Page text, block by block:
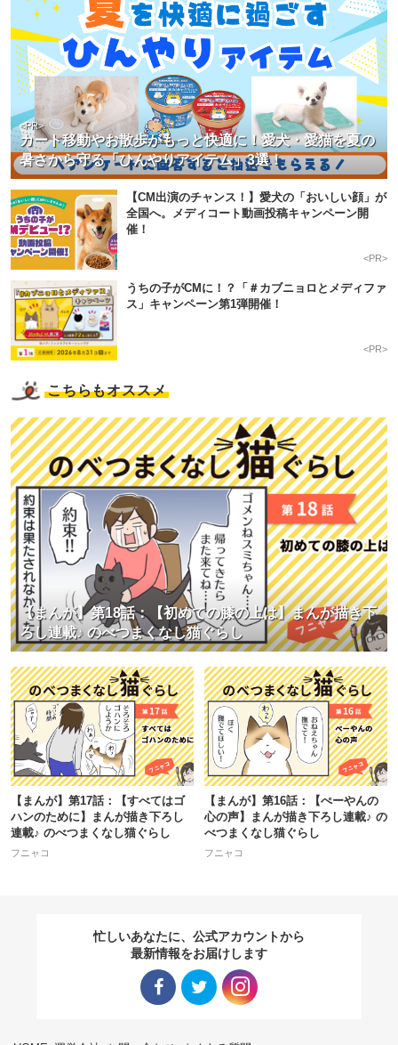
カート移動やお散歩がもっと快適に！愛犬・愛猫を夏の
暑さから守る「ひんやりアイテム」3選！
<PR>
【CM出演のチャンス！】愛犬の「おいしい顔」が
全国へ。メディコート動画投稿キャンペーン開
催！
<PR>
うちの子がCMに！？「＃カブニョロとメディファ
ス」キャンペーン第1弾開催！
<PR>
こちらもオススメ
【まんが】第18話：【初めての膝の上は】まんが描き下
ろし連載♪ のべつまくなし猫ぐらし
【まんが】第17話：【すべてはゴ
ハンのために】まんが描き下ろし
連載♪ のべつまくなし猫ぐらし
フニャコ
【まんが】第16話：【ぺーやんの
心の声】まんが描き下ろし連載♪ の
べつまくなし猫ぐらし
フニャコ
忙しいあなたに、公式アカウントから
最新情報をお届けします